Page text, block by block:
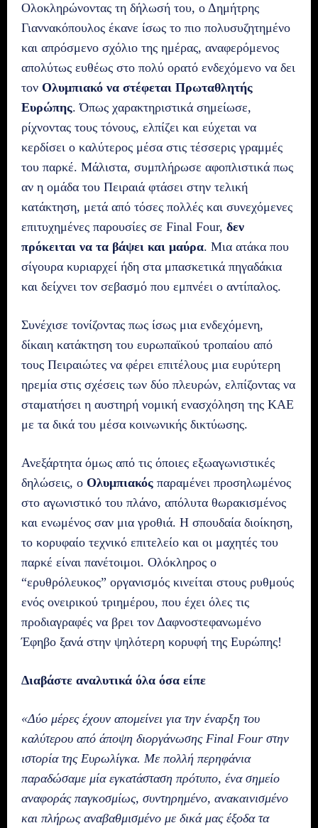
Ολοκληρώνοντας τη δήλωσή του, ο Δημήτρης
Γιαννακόπουλος έκανε ίσως το πιο πολυσυζητημένο
και απρόσμενο σχόλιο της ημέρας, αναφερόμενος
απολύτως ευθέως στο πολύ ορατό ενδεχόμενο να δει
τον Ολυμπιακό να στέφεται Πρωταθλητής
Ευρώπης. Όπως χαρακτηριστικά σημείωσε,
ρίχνοντας τους τόνους, ελπίζει και εύχεται να
κερδίσει ο καλύτερος μέσα στις τέσσερις γραμμές
του παρκέ. Μάλιστα, συμπλήρωσε αφοπλιστικά πως
αν η ομάδα του Πειραιά φτάσει στην τελική
κατάκτηση, μετά από τόσες πολλές και συνεχόμενες
επιτυχημένες παρουσίες σε Final Four, δεν
πρόκειται να τα βάψει και μαύρα. Μια ατάκα που
σίγουρα κυριαρχεί ήδη στα μπασκετικά πηγαδάκια
και δείχνει τον σεβασμό που εμπνέει ο αντίπαλος.
Συνέχισε τονίζοντας πως ίσως μια ενδεχόμενη,
δίκαιη κατάκτηση του ευρωπαϊκού τροπαίου από
τους Πειραιώτες να φέρει επιτέλους μια ευρύτερη
ηρεμία στις σχέσεις των δύο πλευρών, ελπίζοντας να
σταματήσει η αυστηρή νομική ενασχόληση της ΚΑΕ
με τα δικά του μέσα κοινωνικής δικτύωσης.
Ανεξάρτητα όμως από τις όποιες εξωαγωνιστικές
δηλώσεις, ο Ολυμπιακός παραμένει προσηλωμένος
στο αγωνιστικό του πλάνο, απόλυτα θωρακισμένος
και ενωμένος σαν μια γροθιά. Η σπουδαία διοίκηση,
το κορυφαίο τεχνικό επιτελείο και οι μαχητές του
παρκέ είναι πανέτοιμοι. Ολόκληρος ο
“ερυθρόλευκος” οργανισμός κινείται στους ρυθμούς
ενός ονειρικού τριημέρου, που έχει όλες τις
προδιαγραφές να βρει τον Δαφνοστεφανωμένο
Έφηβο ξανά στην ψηλότερη κορυφή της Ευρώπης!
Διαβάστε αναλυτικά όλα όσα είπε
«Δύο μέρες έχουν απομείνει για την έναρξη του
καλύτερου από άποψη διοργάνωσης Final Four στην
ιστορία της Ευρωλίγκα. Με πολλή περηφάνια
παραδώσαμε μία εγκατάσταση πρότυπο, ένα σημείο
αναφοράς παγκοσμίως, συντηρημένο, ανακαινισμένο
και πλήρως αναβαθμισμένο με δικά μας έξοδα τα